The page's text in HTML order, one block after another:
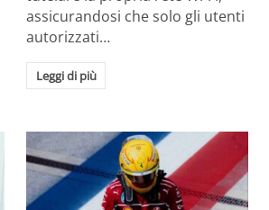
assicurandosi che solo gli utenti
autorizzati…
Leggi di più